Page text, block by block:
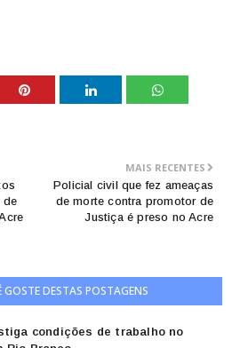
MAIS RECENTES
Policial civil que fez ameaças
de morte contra promotor de
Justiça é preso no Acre
de
GOSTE DESTAS POSTAGENS
condições de trabalho no